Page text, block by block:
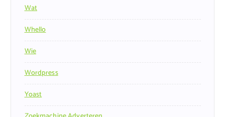
Wat
Whello
Wie
Wordpress
Yoast